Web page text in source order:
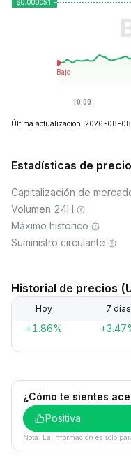
Última actualización: 2026-08-
Estadísticas de
Capitalización de
Volumen 24H
Máximo histórico
Suministro circulante
Historial de precios
Hoy 7 días
+1.86%
¿Cómo te sientes
Positiva
Nota: La información es solo